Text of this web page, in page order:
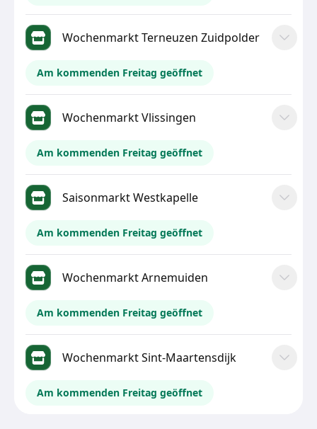
Wochenmarkt Terneuzen Zuidpolder
Am kommenden Freitag geöffnet
Wochenmarkt Vlissingen
Am kommenden Freitag geöffnet
Saisonmarkt Westkapelle
Am kommenden Freitag geöffnet
Wochenmarkt Arnemuiden
Am kommenden Freitag geöffnet
Wochenmarkt Sint-Maartensdijk
Am kommenden Freitag geöffnet